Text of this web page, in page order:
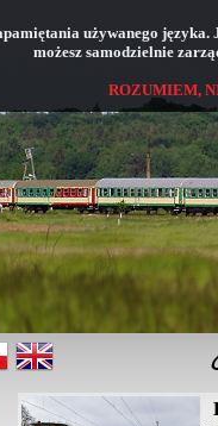
używanego
możesz samodzielnie
ROZUMIEM,